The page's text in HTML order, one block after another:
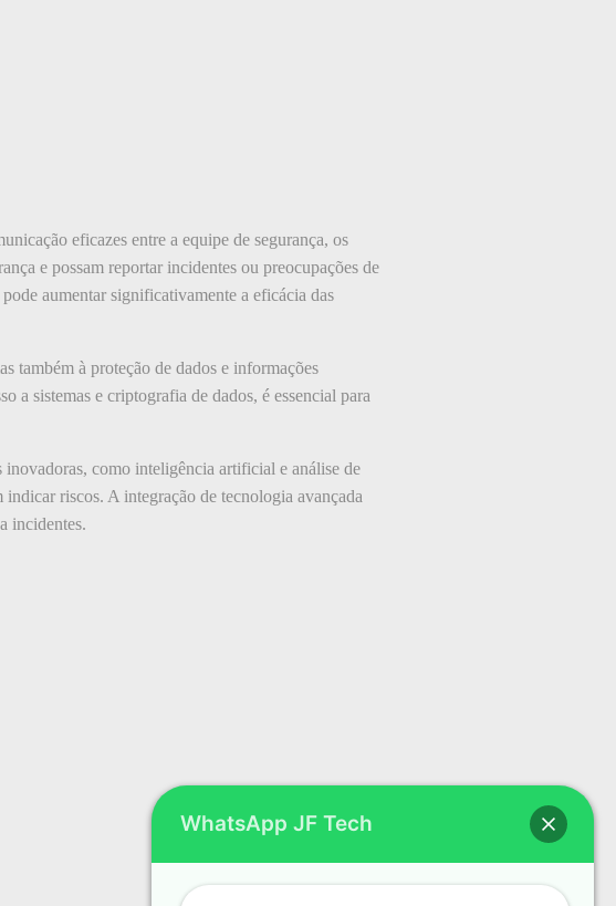
eficazes entre a equipe de segurança, os
e possam reportar incidentes ou preocupações de
aumentar significativamente a eficácia das
também à proteção de dados e informações
a sistemas e criptografia de dados, é essencial para
como inteligência artificial e análise de
riscos. A integração de tecnologia avançada
incidentes.
WhatsApp JF Tech